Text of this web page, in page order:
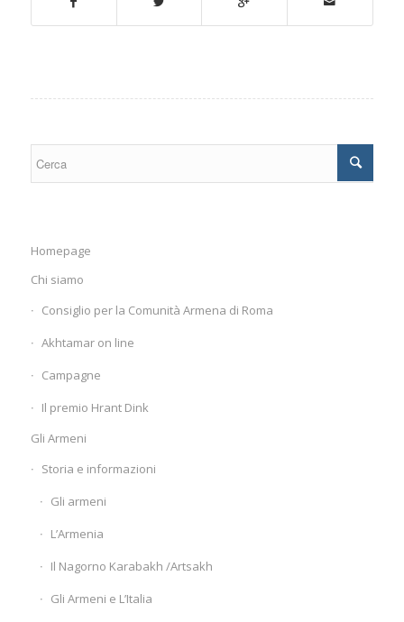
Homepage
Chi siamo
Consiglio per la Comunità Armena di Roma
Akhtamar on line
Campagne
Il premio Hrant Dink
Gli Armeni
Storia e informazioni
Gli armeni
L’Armenia
Il Nagorno Karabakh /Artsakh
Gli Armeni e L’Italia